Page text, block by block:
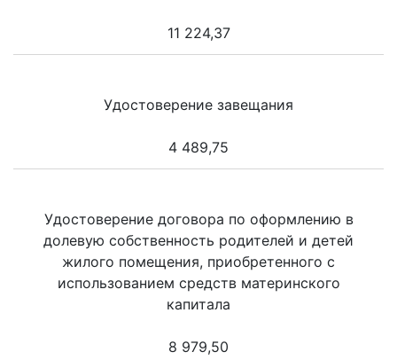
11 224,37
Удостоверение завещания
4 489,75
Удостоверение договора по оформлению в
долевую собственность родителей и детей
жилого помещения, приобретенного с
использованием средств материнского
капитала
8 979,50